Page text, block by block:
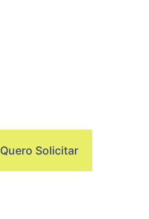
Quero Solicitar